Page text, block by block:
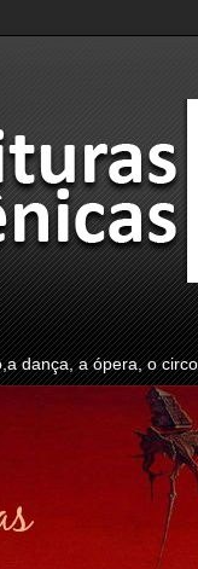
dança, a ópera, o